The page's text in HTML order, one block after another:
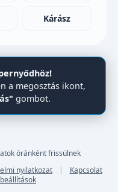
Kárász
a megosztás ikont,
gombot.
óránként frissülnek
nyilatkozat |
Kapcsolat